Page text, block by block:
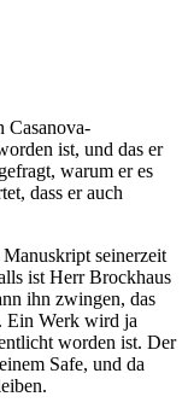
Casanova-
ist, und das er
warum er es
dass er auch
seinerzeit
ist Herr Brockhaus
ihn zwingen, das
Ein Werk wird ja
worden ist. Der
Safe, und da